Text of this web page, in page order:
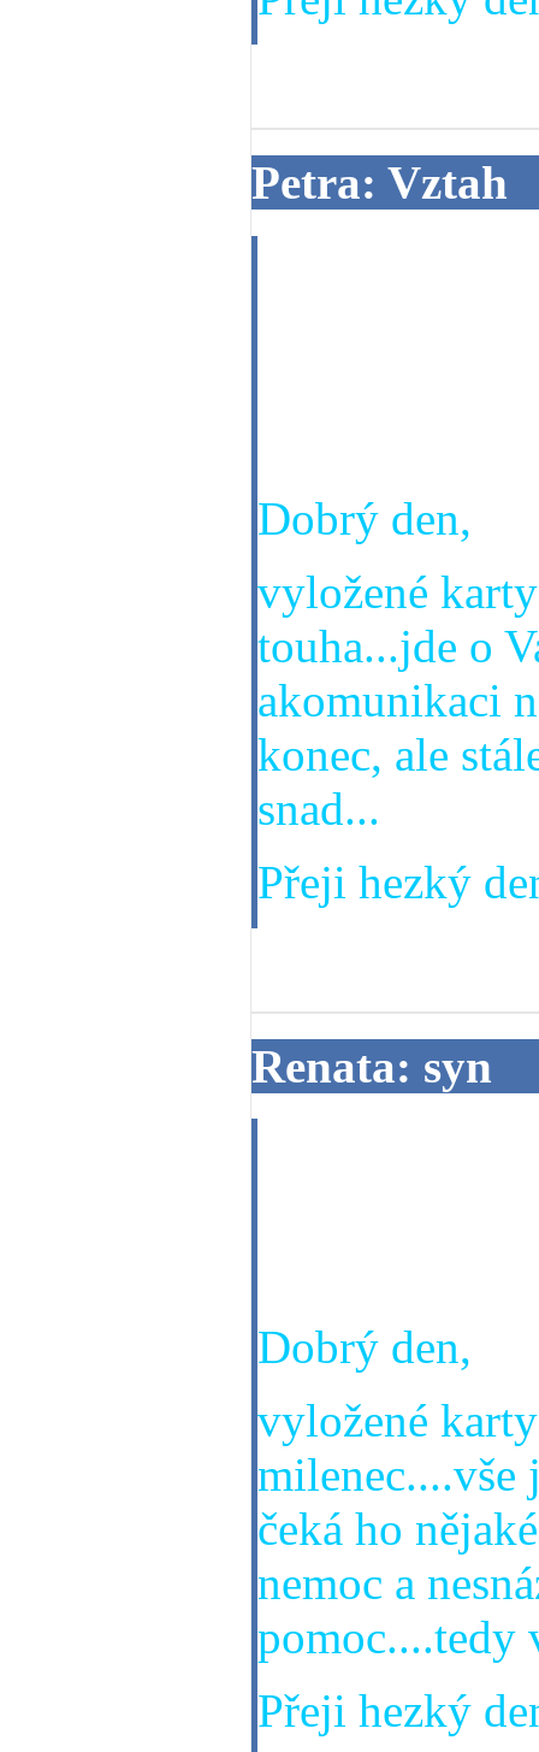
Petra: Vztah
Dobrý den,
vyložené
touha...jde o
akomunikaci
konec, ale
snad...
Přeji hezký
Renata: syn
Dobrý den,
vyložené
milenec....vše
čeká ho
nemoc a
pomoc....tedy
Přeji hezký